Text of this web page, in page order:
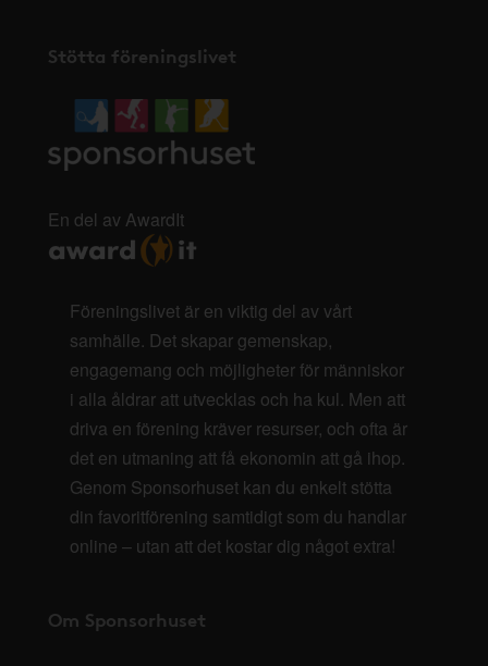
Stötta föreningslivet
En del av AwardIt
Föreningslivet är en viktig del av vårt
samhälle. Det skapar gemenskap,
engagemang och möjligheter för människor
i alla åldrar att utvecklas och ha kul. Men att
driva en förening kräver resurser, och ofta är
det en utmaning att få ekonomin att gå ihop.
Genom Sponsorhuset kan du enkelt stötta
din favoritförening samtidigt som du handlar
online – utan att det kostar dig något extra!
Om Sponsorhuset